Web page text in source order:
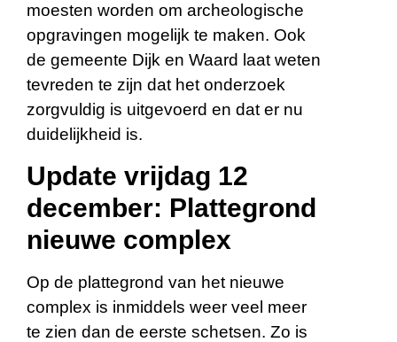
moesten worden om archeologische
opgravingen mogelijk te maken. Ook
de gemeente Dijk en Waard laat weten
tevreden te zijn dat het onderzoek
zorgvuldig is uitgevoerd en dat er nu
duidelijkheid is.
Update vrijdag 12
december: Plattegrond
nieuwe complex
Op de plattegrond van het nieuwe
complex is inmiddels weer veel meer
te zien dan de eerste schetsen. Zo is